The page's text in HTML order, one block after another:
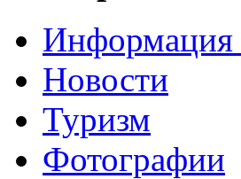
Информация
Новости
Туризм
Фотографии